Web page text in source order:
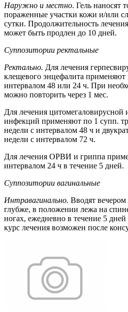
Наружно и местно. Гель наносят
пораженные участки кожи и/или
сутки. Продолжительность
может быть продлен до 10 дней.
Суппозитории ректальные
Ректально. Для лечения
клещевого энцефалита применяют
интервалом 48 или 24 ч. При
можно повторить через 1 мес.
Для лечения цитомегаловирусной
инфекций применяют по 1 супп.
недели с интервалом 48 ч и
недели с интервалом 72 ч.
Для лечения ОРВИ и гриппа
интервалом 24 ч в течение 5 дней.
Суппозитории вагинальные
Интравагинально. Вводят
глубже, в положении лежа на
ногах, ежедневно в течение 5
курс лечения возможен после